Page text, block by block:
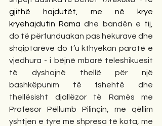
gjithë hajdutët, me në krye
kryehajdutin Rama dhe bandën e tij,
do të përfunduakan pas hekurave dhe
shqiptarëve do t’u kthyekan paratë e
vjedhura - i bëjnë mbarë teleshikuesit
të dyshojnë thellë për një
bashkëpunim të fshehtë dhe
thellësisht djallëzor të Ramës me
Profesor Pëllumb Pilinçin, me qëllim
yshtjen e tyre me shpresa të kota, me